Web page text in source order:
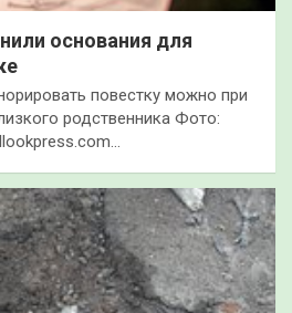
основания для
повестку можно при
родственника Фото: